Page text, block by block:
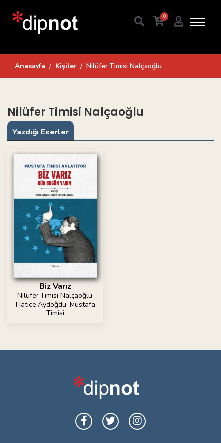
0
Anasayfa Kişiler Nilüfer Timisi Nalçaoğlu
Nilüfer Timisi Nalçaoğlu
Yazdığı Eserler
Biz Varız
Nilüfer Timisi Nalçaoğlu,
Hatice Aydoğdu, Mustafa
Timisi